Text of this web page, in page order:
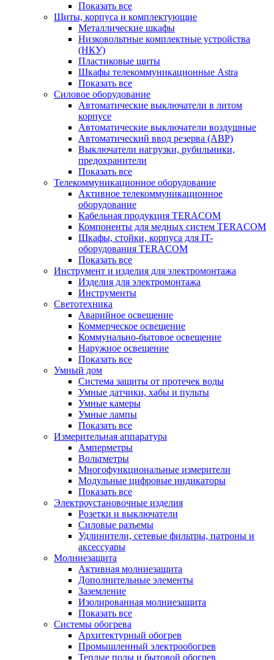
Показать все
Щиты, корпуса и комплектующие
Металлические шкафы
Низковольтные комплектные устройства
(НКУ)
Пластиковые щиты
Шкафы телекоммуникационные Astra
Показать все
Силовое оборудование
Автоматические выключатели в литом
корпусе
Автоматические выключатели воздушные
Автоматический ввод резерва (АВР)
Выключатели нагрузки, рубильники,
предохранители
Показать все
Телекоммуникационное оборудование
Активное телекоммуникационное
оборудование
Кабельная продукция TERACOM
Компоненты для медных систем TERACOM
Шкафы, стойки, корпуса для IT-
оборудования TERACOM
Показать все
Инструмент и изделия для электромонтажа
Изделия для электромонтажа
Инструменты
Светотехника
Аварийное освещение
Коммерческое освещение
Коммунально-бытовое освещение
Наружное освещение
Показать все
Умный дом
Система защиты от протечек воды
Умные датчики, хабы и пульты
Умные камеры
Умные лампы
Показать все
Измерительная аппаратура
Амперметры
Вольтметры
Многофункциональные измерители
Модульные цифровые индикаторы
Показать все
Электроустановочные изделия
Розетки и выключатели
Силовые разъемы
Удлинители, сетевые фильтры, патроны и
аксессуары
Молниезащита
Активная молниезащита
Дополнительные элементы
Заземление
Изолированная молниезащита
Показать все
Системы обогрева
Архитектурный обогрев
Промышленный электрообогрев
Теплые полы и бытовой обогрев